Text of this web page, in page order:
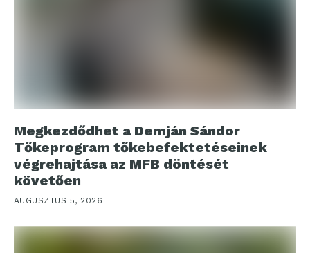
Megkezdődhet a Demján Sándor
Tőkeprogram tőkebefektetéseinek
végrehajtása az MFB döntését
követően
AUGUSZTUS 5, 2026